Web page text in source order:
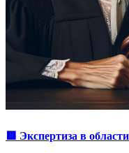
🟥 Экспертиза в